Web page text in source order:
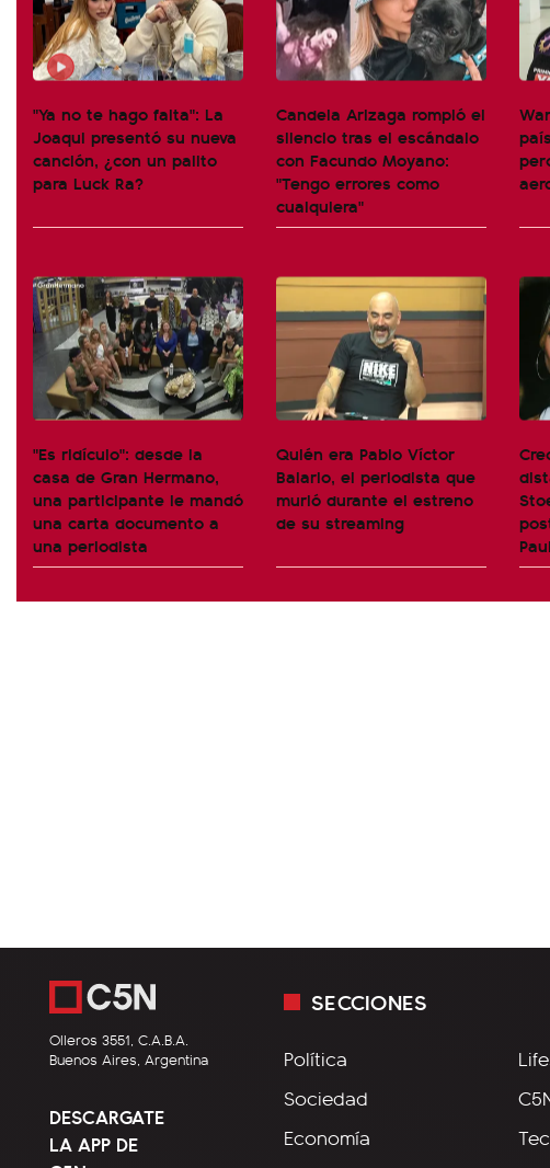
"Ya no te hago falta": La
Joaqui presentó su nueva
canción, ¿con un palito
para Luck Ra?
Candela Arizaga rompió el
silencio tras el escándalo
con Facundo Moyano:
"Tengo errores como
cualquiera"
"Es ridículo": desde la
casa de Gran Hermano,
una participante le mandó
una carta documento a
una periodista
Quién era Pablo Víctor
Balario, el periodista que
murió durante el estreno
de su streaming
Paul
Olleros 3551, C.A.B.A.
Buenos Aires, Argentina
DESCARGATE
LA APP DE
SECCIONES
Política
Sociedad
Economía